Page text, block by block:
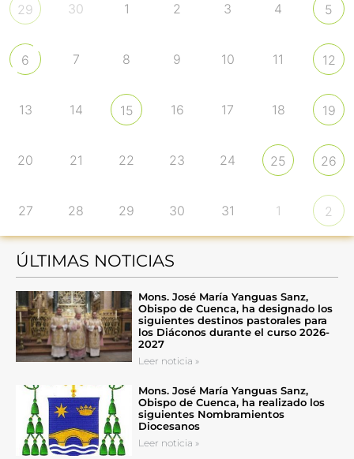
29 30 1 2 3 4 5
6 7 8 9 10 11 12
13 14 15 16 17 18 19
20 21 22 23 24 25 26
27 28 29 30 31 1 2
ÚLTIMAS NOTICIAS
Mons. José María Yanguas Sanz,
Obispo de Cuenca, ha designado los
siguientes destinos pastorales para
los Diáconos durante el curso 2026-
2027
Leer noticia »
Mons. José María Yanguas Sanz,
Obispo de Cuenca, ha realizado los
siguientes Nombramientos
Diocesanos
Leer noticia »